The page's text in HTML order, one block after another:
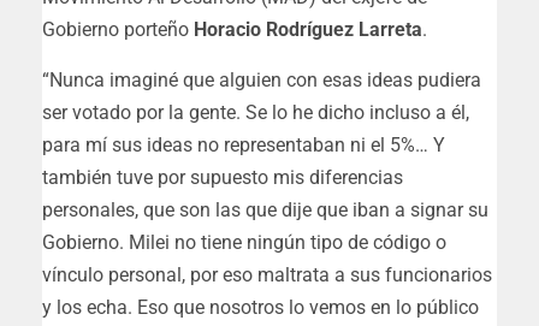
Gobierno porteño Horacio Rodríguez Larreta.
“Nunca imaginé que alguien con esas ideas pudiera
ser votado por la gente. Se lo he dicho incluso a él,
para mí sus ideas no representaban ni el 5%… Y
también tuve por supuesto mis diferencias
personales, que son las que dije que iban a signar su
Gobierno. Milei no tiene ningún tipo de código o
vínculo personal, por eso maltrata a sus funcionarios
y los echa. Eso que nosotros lo vemos en lo público